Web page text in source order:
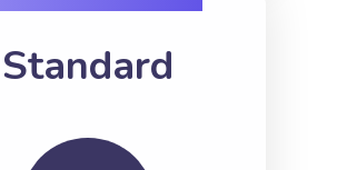
Standard